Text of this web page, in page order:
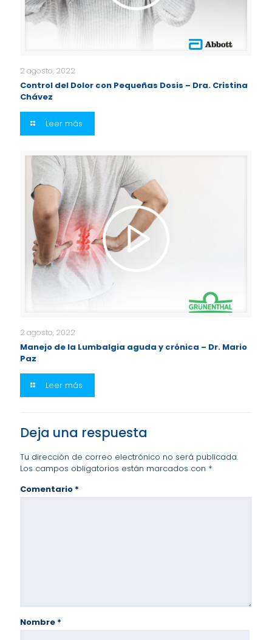
2 agosto, 2022
Control del Dolor con Pequeñas Dosis – Dra. Cristina
Chávez
Leer más
2 agosto, 2022
Manejo de la Lumbalgia aguda y crónica – Dr. Mario
Paz
Leer más
Deja una respuesta
Tu dirección de correo electrónico no será publicada.
Los campos obligatorios están marcados con *
Comentario *
Nombre *